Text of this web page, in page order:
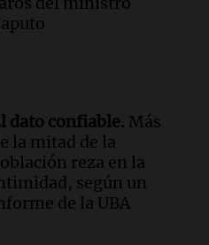
y filtraciones: "El
menos
dato confiable. Más
la mitad de la
reza en la
según un
de la UBA